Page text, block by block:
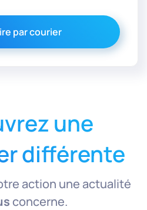
par courier
une
différente
action une actualité
concerne.